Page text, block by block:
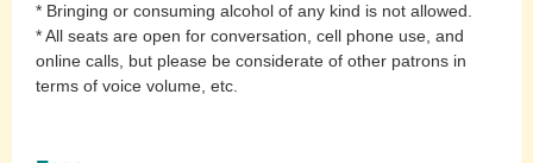
* Bringing or consuming alcohol of any kind is not allowed.
* All seats are open for conversation, cell phone use, and
online calls, but please be considerate of other patrons in
terms of voice volume, etc.